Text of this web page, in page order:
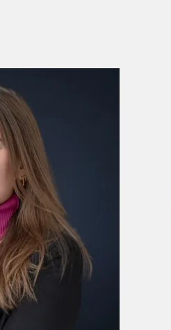
à
plus